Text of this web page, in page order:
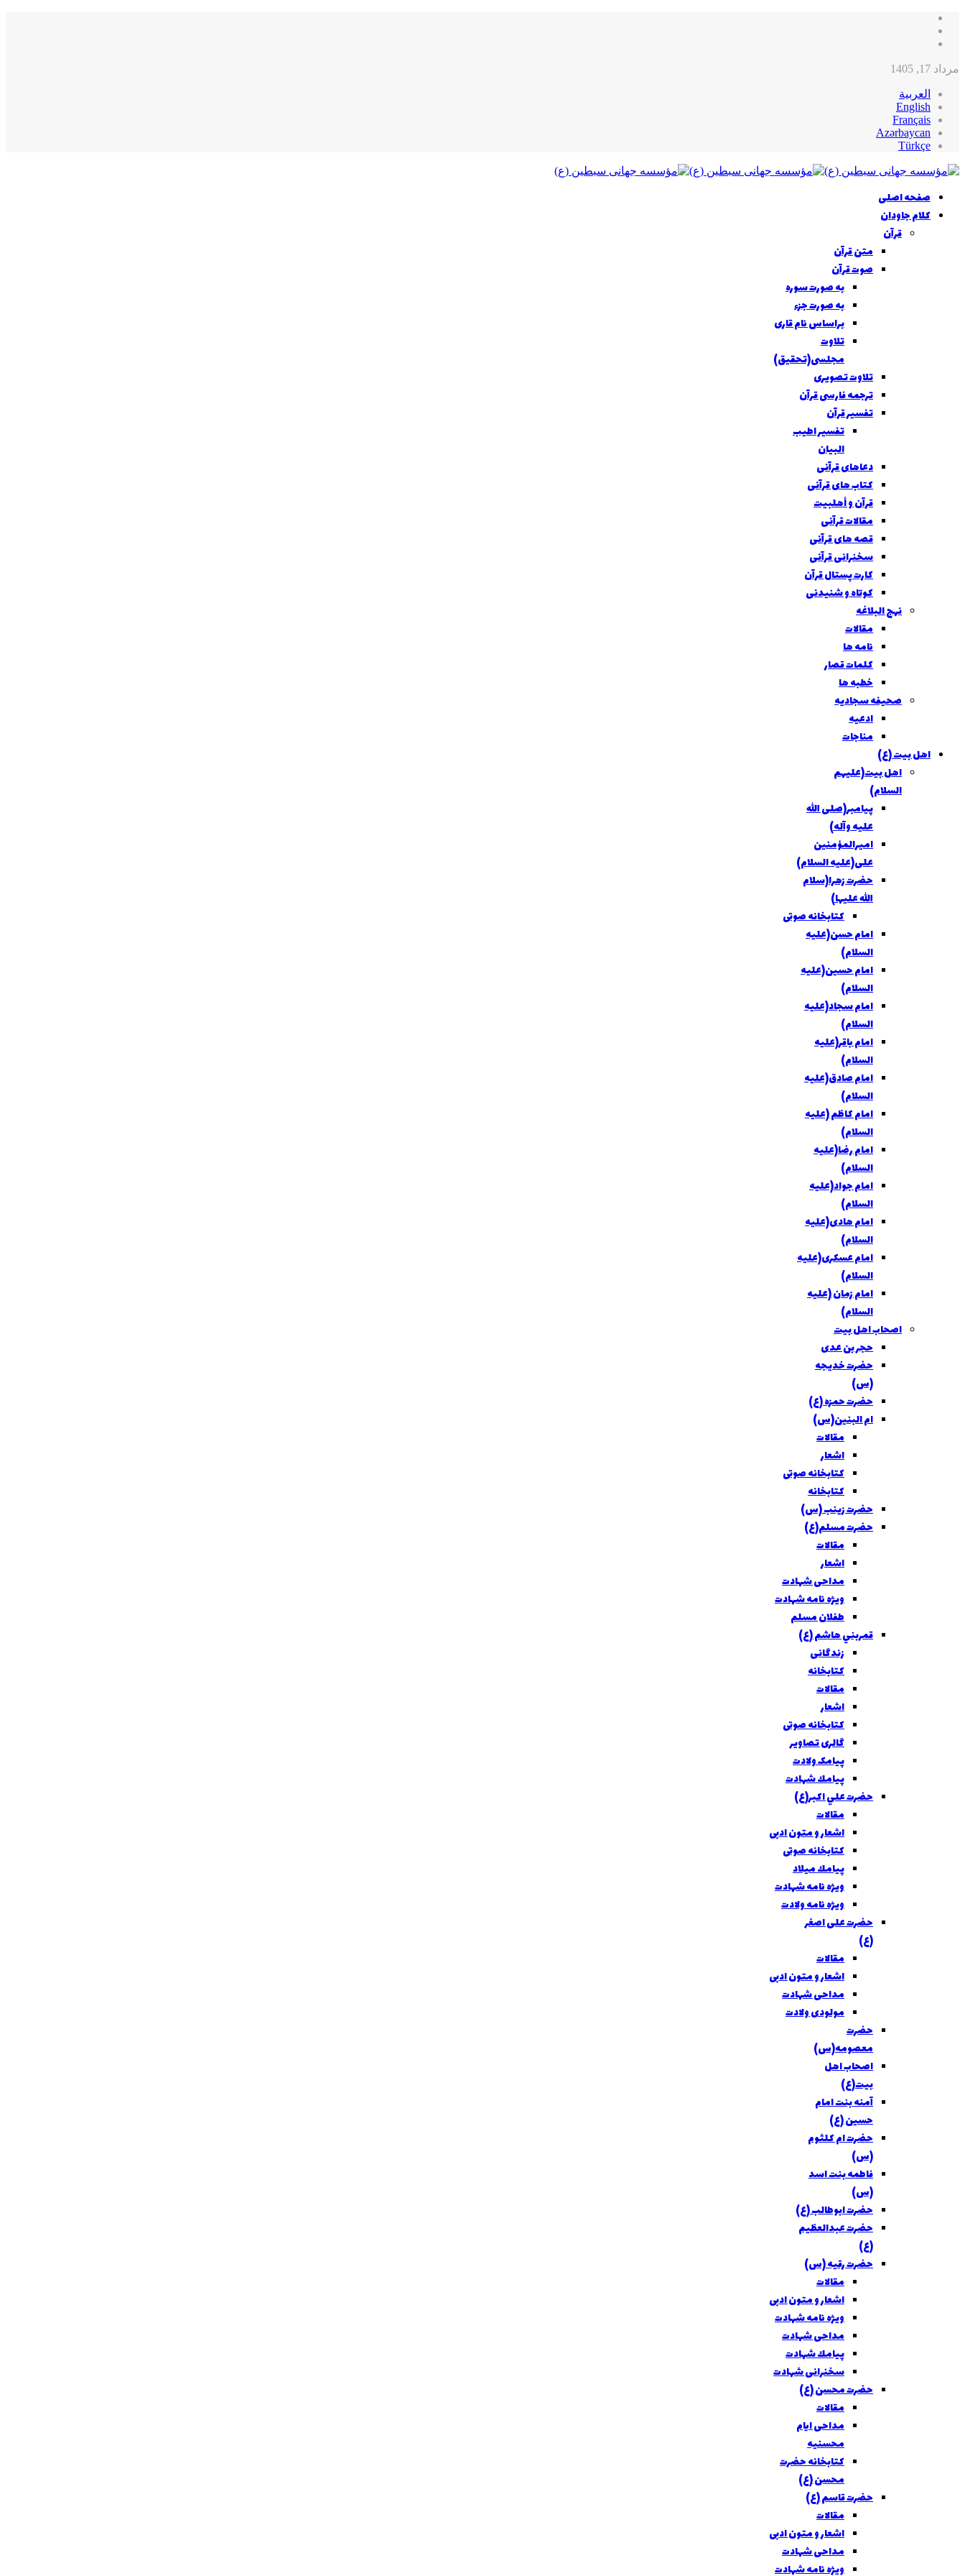
مرداد 17, 1405
العربية
English
Français
Azərbaycan
Türkçe
صفحه اصلی
کلام جاودان
قرآن
متن قرآن
صوت قرآن
به صورت سوره
به صورت جزء
براساس نام قاری
تلاوت
مجلسی(تحقیق)
تلاوت تصویری
ترجمه فارسی قرآن
تفسیر قرآن
تفسير اطیب
البیان
دعاهای قرآنی
کتاب های قرآنی
قرآن و أهلبیت
مقالات قرآنی
قصه های قرآنی
سخنرانی قرآنی
كارت پستال قرآن
کوتاه و شنیدنی
نهج البلاغه
مقالات
نامه ها
کلمات قصار
خطبه ها
صحيفه سجاديه
ادعيه
مناجات
اهل بيت (ع)
اهل بيت(عليهم
السلام)
پيامبر(صلی الله
عليه وآله)
اميرالمؤمنين
علی(عليه السلام)
حضرت زهرا(سلام
الله علیها)
کتابخانه صوتی
امام حسن(عليه
السلام)
امام حسين(عليه
السلام)
امام سجاد(عليه
السلام)
امام باقر(عليه
السلام)
امام صادق(علیه
السلام)
امام کاظم (عليه
السلام)
امام رضا(عليه
السلام)
امام جواد(عليه
السلام)
امام هادی(عليه
السلام)
امام عسکری(عليه
السلام)
امام زمان (عليه
السلام)
اصحاب اهل بيت
حجر بن عدی
حضرت خديجه
(س)
حضرت حمزه (ع)
ام البنين(س)
مقالات
اشعار
کتابخانه صوتی
کتابخانه
حضرت زينب (س)
حضرت مسلم(ع)
مقالات
اشعار
مداحی شهادت
ویژه نامه شهادت
طفلان مسلم
قمربني هاشم (ع)
زندگانی
کتابخانه
مقالات
اشعار
کتابخانه صوتی
گالری تصاویر
پیامک ولادت
پيامك شهادت
حضرت علي اکبر(ع)
مقالات
اشعار و متون ادبی
کتابخانه صوتی
پيامك ميلاد
ویژه نامه شهادت
ويژه نامه ولادت
حضرت علی اصغر
(ع)
مقالات
اشعار و متون ادبی
مداحی شهادت
مولودی ولادت
حضرت
معصومه(س)
اصحاب اهل
بيت(ع)
آمنه بنت امام
حسین (ع)
حضرت ام کلثوم
(س)
فاطمه بنت اسد
(س)
حضرت ابوطالب (ع)
حضرت عبدالعظیم
(ع)
حضرت رقیه (س)
مقالات
اشعار و متون ادبی
ویژه نامه شهادت
مداحی شهادت
پيامك شهادت
سخنرانی شهادت
حضرت محسن (ع)
مقالات
مداحی ايام
محسنيه
کتابخانه حضرت
محسن (ع)
حضرت قاسم (ع)
مقالات
اشعار و متون ادبی
مداحی شهادت
ویژه نامه شهادت